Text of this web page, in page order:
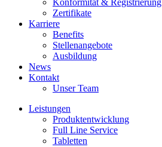
Konformität & Registrierung
Zertifikate
Karriere
Benefits
Stellenangebote
Ausbildung
News
Kontakt
Unser Team
Leistungen
Produktentwicklung
Full Line Service
Tabletten